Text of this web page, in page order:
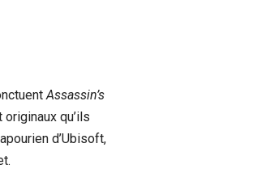
Assassin’s
qu’ils
d’Ubisoft,